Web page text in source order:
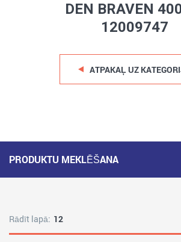
DEN BRAVEN
12009747
ATPAKAĻ UZ
PRODUKTU MEKLĒŠANA
Rādīt lapā: 12